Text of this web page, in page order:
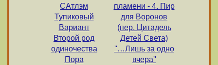
САтлэм
Тупиковый
Вариант
Второй род
одиночества
Пора
пламени - 4. Пир
для Воронов
(пер. Цитадель
Детей Света)
''…Лишь за одно
вчера''